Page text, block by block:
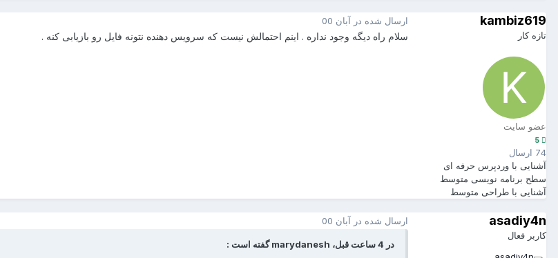
kambiz619
تازه کار
عضو سایت
74 ارسال
آشنایی با وردپرس حرفه ای
سطح برنامه نویسی متوسط
آشنایی با طراحی متوسط
ارسال شده در آبان 00
سلام راه دیگه وجود نداره . اینم احتمالش نیست که سرویس دهنده نتونه فایل رو بازیابی کنه .
asadiy4n
کاربر فعال
ارسال شده در آبان 00
در 4 ساعت قبل، marydanesh گفته است :